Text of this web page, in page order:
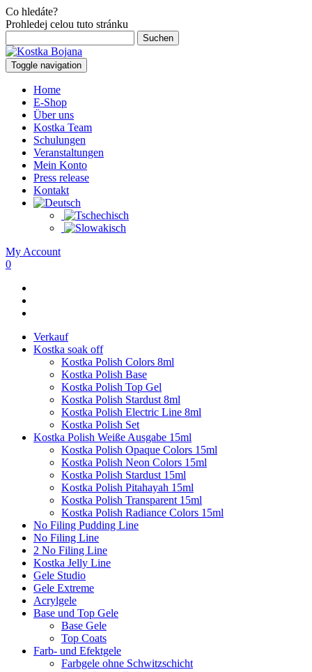
Co hledáte?
Prohledej celou tuto stránku
nach:
Toggle navigation
Home
E-Shop
Über uns
Kostka Team
Schulungen
Veranstaltungen
Mein Konto
Press release
Kontakt
My Account
0
Verkauf
Kostka soak off
Kostka Polish Colors 8ml
Kostka Polish Base
Kostka Polish Top Gel
Kostka Polish Stardust 8ml
Kostka Polish Electric Line 8ml
Kostka Polish Set
Kostka Polish Weiße Ausgabe 15ml
Kostka Polish Opaque Colors 15ml
Kostka Polish Neon Colors 15ml
Kostka Polish Stardust 15ml
Kostka Polish Pitahayah 15ml
Kostka Polish Transparent 15ml
Kostka Polish Radiance Colors 15ml
No Filing Pudding Line
No Filing Line
2 No Filing Line
Kostka Jelly Line
Gele Studio
Gele Extreme
Acrylgele
Base und Top Gele
Base Gele
Top Coats
Farb- und Efektgele
Farbgele ohne Schwitzschicht